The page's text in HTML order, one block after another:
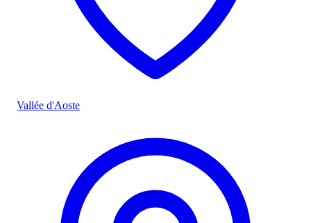
Vallée d'Aoste